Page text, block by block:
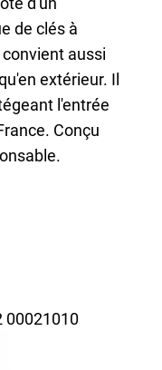
de clés à
aussi
extérieur. Il
l'entrée
Conçu